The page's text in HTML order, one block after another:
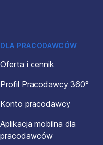
DLA PRACODAWCÓW
Oferta i cennik
Profil Pracodawcy 360°
Konto pracodawcy
Aplikacja mobilna dla
pracodawców